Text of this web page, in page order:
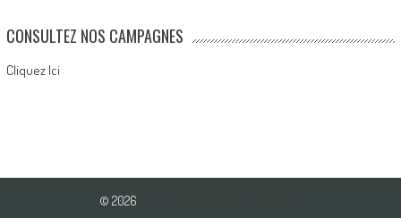
CONSULTEZ NOS CAMPAGNES
Cliquez Ici
© 2026